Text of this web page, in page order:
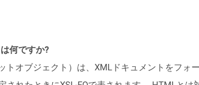
何ですか?
トオブジェクト）は、XMLドキュメントをフ